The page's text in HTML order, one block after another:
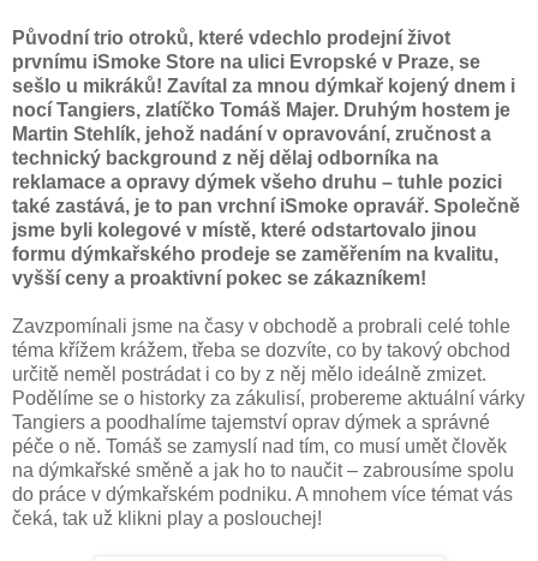
Původní trio otroků, které vdechlo prodejní život
prvnímu iSmoke Store na ulici Evropské v Praze, se
sešlo u mikráků! Zavítal za mnou dýmkař kojený dnem i
nocí Tangiers, zlatíčko Tomáš Majer. Druhým hostem je
Martin Stehlík, jehož nadání v opravování, zručnost a
technický background z něj dělaj odborníka na
reklamace a opravy dýmek všeho druhu – tuhle pozici
také zastává, je to pan vrchní iSmoke opravář. Společně
jsme byli kolegové v místě, které odstartovalo jinou
formu dýmkařského prodeje se zaměřením na kvalitu,
vyšší ceny a proaktivní pokec se zákazníkem!
Zavzpomínali jsme na časy v obchodě a probrali celé tohle
téma křížem krážem, třeba se dozvíte, co by takový obchod
určitě neměl postrádat i co by z něj mělo ideálně zmizet.
Podělíme se o historky za zákulisí, probereme aktuální várky
Tangiers a poodhalíme tajemství oprav dýmek a správné
péče o ně. Tomáš se zamyslí nad tím, co musí umět člověk
na dýmkařské směně a jak ho to naučit – zabrousíme spolu
do práce v dýmkařském podniku. A mnohem více témat vás
čeká, tak už klikni play a poslouchej!